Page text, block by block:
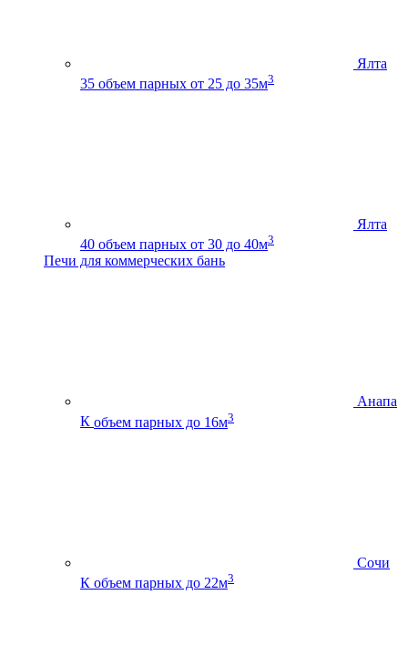
Ялта
35 объем парных от 25 до 35м3
Ялта
40 объем парных от 30 до 40м3
Печи для коммерческих бань
Анапа
К объем парных до 16м3
Сочи
К объем парных до 22м3